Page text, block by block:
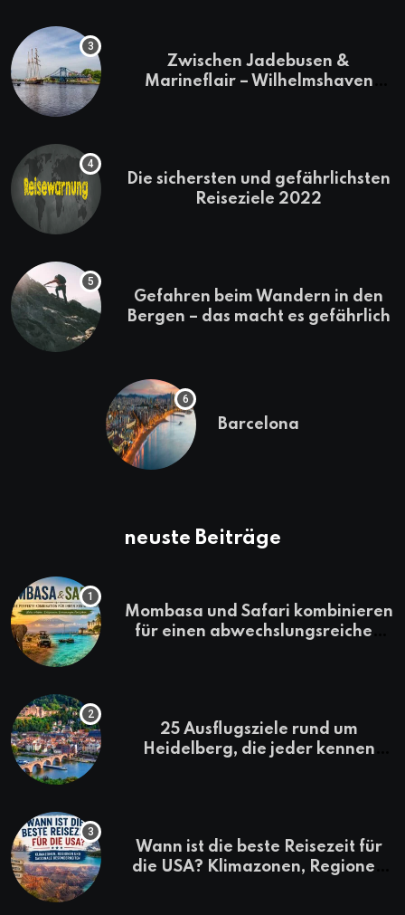
Zwischen Jadebusen &
Marineflair – Wilhelmshaven
Die sichersten und gefährlichsten
Reiseziele 2022
Gefahren beim Wandern in den
Bergen – das macht es gefährlich
Barcelona
neuste Beiträge
Mombasa und Safari kombinieren
für einen abwechslungsreichen
25 Ausflugsziele rund um
Heidelberg, die jeder kennen
Wann ist die beste Reisezeit für
die USA? Klimazonen, Regionen